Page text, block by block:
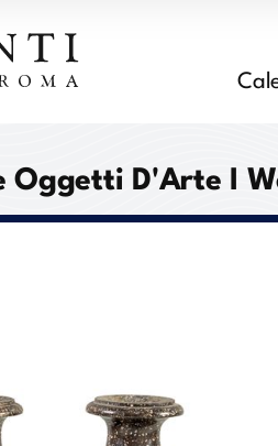
D'Arte I